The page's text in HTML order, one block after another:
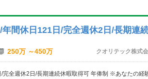
年間休日121日/完全週休2日/長期連
250万 ～450万 クオリテック株式
/完全週休2日/長期連続休暇取得可 年俸制 ※あなたの経